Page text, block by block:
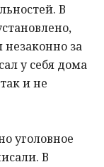
. В
,
незаконно за
у себя дома
такине
уголовное
. В